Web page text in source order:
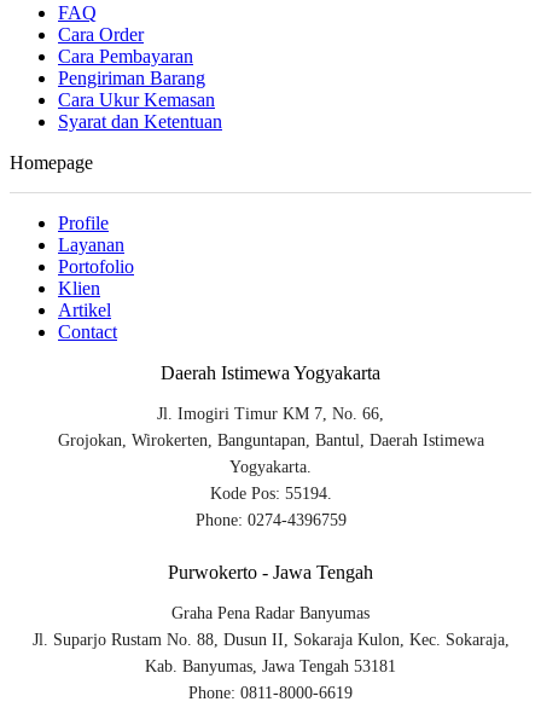
FAQ
Cara Order
Cara Pembayaran
Pengiriman Barang
Cara Ukur Kemasan
Syarat dan Ketentuan
Homepage
Profile
Layanan
Portofolio
Klien
Artikel
Contact
Daerah Istimewa Yogyakarta
Jl. Imogiri Timur KM 7, No. 66,
Grojokan, Wirokerten, Banguntapan, Bantul, Daerah Istimewa
Yogyakarta.
Kode Pos: 55194.
Phone: 0274-4396759
Purwokerto - Jawa Tengah
Graha Pena Radar Banyumas
Jl. Suparjo Rustam No. 88, Dusun II, Sokaraja Kulon, Kec. Sokaraja,
Kab. Banyumas, Jawa Tengah 53181
Phone: 0811-8000-6619